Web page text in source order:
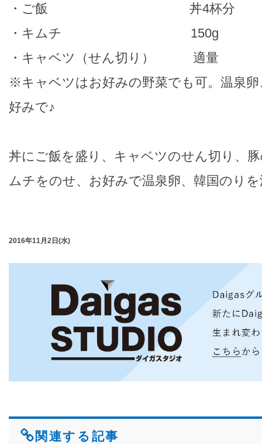
・ご飯 丼4杯分
・キムチ 150g
・キャベツ（せん切り） 適量
※キャベツはお好みの野菜でも可。温泉
好みで♪
丼にご飯を盛り、キャベツのせん切り、
ムチをのせ、お好みで温泉卵、韓国のり
2016年11月2日(水)
関連する記事